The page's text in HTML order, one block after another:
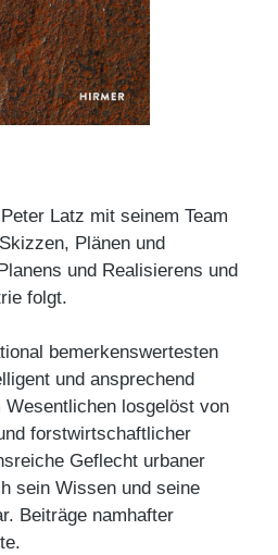
Latz mit seinem Team
Plänen und
und Realisierens und
folgt.
bemerkenswertesten
und ansprechend
losgelöst von
forstwirtschaftlicher
Geflecht urbaner
sein Wissen und seine
Beiträge namhafter